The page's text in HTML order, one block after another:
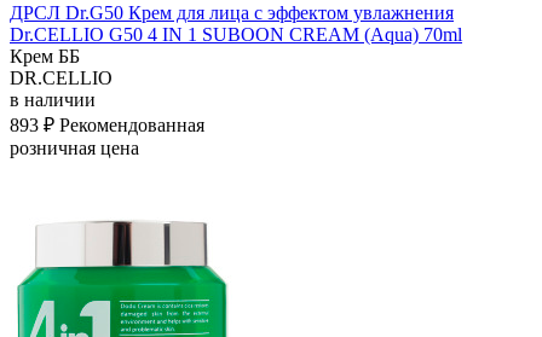
ДРСЛ Dr.G50 Крем для лица с эффектом увлажнения
Dr.CELLIO G50 4 IN 1 SUBOON CREAM (Aqua) 70ml
Крем ББ
DR.CELLIO
в наличии
893 ₽ Рекомендованная
розничная цена